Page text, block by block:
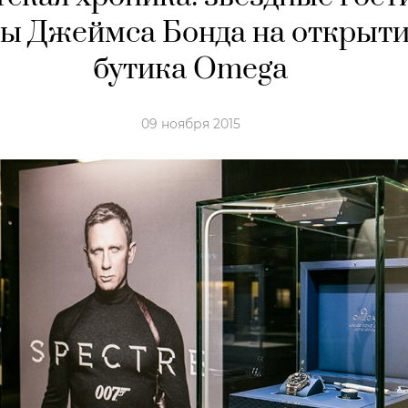
Джеймса Бонда на
бутика Omega
09 ноября 2015